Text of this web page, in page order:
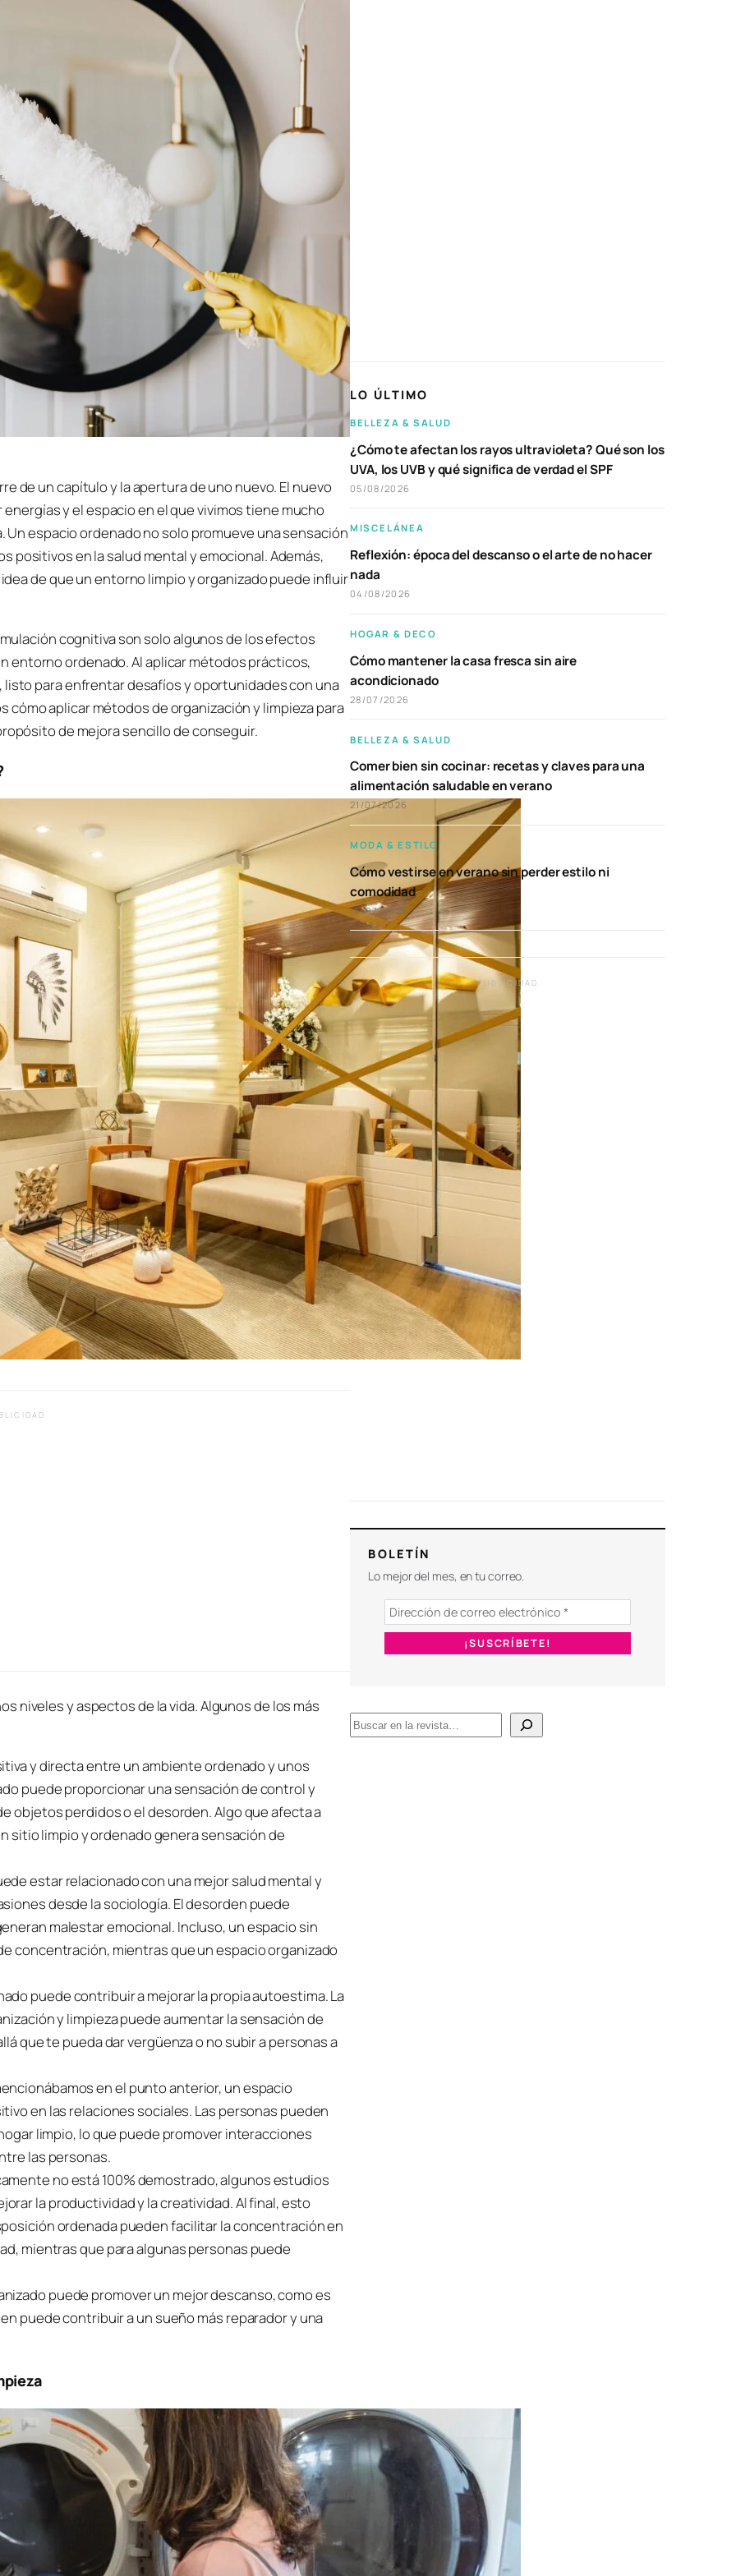
de un capítulo y la apertura de uno nuevo. El nuevo
y el espacio en el que vivimos tiene mucho
Un espacio ordenado no solo promueve una sensación
positivos en la salud mental y emocional. Además,
de que un entorno limpio y organizado puede influir
cognitiva son solo algunos de los efectos
entorno ordenado. Al aplicar métodos prácticos,
para enfrentar desafíos y oportunidades con una
cómo aplicar métodos de organización y limpieza para
de mejora sencillo de conseguir.
niveles y aspectos de la vida. Algunos de los más
y directa entre un ambiente ordenado y unos
puede proporcionar una sensación de control y
objetos perdidos o el desorden. Algo que afecta a
sitio limpio y ordenado genera sensación de
estar relacionado con una mejor salud mental y
desde la sociología. El desorden puede
malestar emocional. Incluso, un espacio sin
concentración, mientras que un espacio organizado
puede contribuir a mejorar la propia autoestima. La
y limpieza puede aumentar la sensación de
que te pueda dar vergüenza o no subir a personas a
en el punto anterior, un espacio
en las relaciones sociales. Las personas pueden
limpio, lo que puede promover interacciones
las personas.
no está 100% demostrado, algunos estudios
la productividad y la creatividad. Al final, esto
ordenada pueden facilitar la concentración en
mientras que para algunas personas puede
puede promover un mejor descanso, como es
puede contribuir a un sueño más reparador y una
LO ÚLTIMO
BELLEZA & SALUD
¿Cómo te afectan los rayos ultravioleta? Qué son los
UVA, los UVB y qué significa de verdad el SPF
05/08/2026
MISCELÁNEA
Reflexión: época del descanso o el arte de no hacer
nada
04/08/2026
HOGAR & DECO
Cómo mantener la casa fresca sin aire
acondicionado
28/07/2026
BELLEZA & SALUD
Comer bien sin cocinar: recetas y claves para una
alimentación saludable en verano
21/07/2026
MODA & ESTILO
Cómo vestirse en verano sin perder estilo ni
comodidad
14/07/2026
PUBLICIDAD
BOLETÍN
Lo mejor del mes, en tu correo.
B